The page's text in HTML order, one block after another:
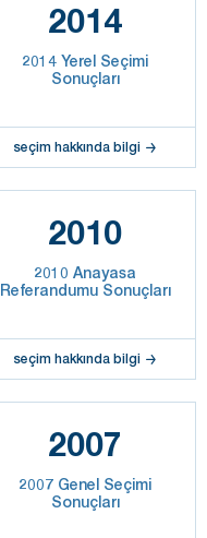
2014
2014 Yerel Seçimi
Sonuçları
seçim hakkında bilgi
2010
2010 Anayasa
Referandumu Sonuçları
seçim hakkında bilgi
2007
2007 Genel Seçimi
Sonuçları